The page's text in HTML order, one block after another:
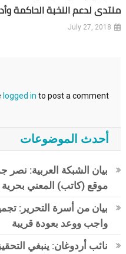
منتدى لدعم النخبة الحاكمة
July 27, 2018
logged in to post a comment.
أحدث الموضوعات
بيان الشبكة العربية:
موقع (كاتب) المعني بحرية
بيان من أسرة التحرير:
واجب ووعد بعودة قريبة
نائب أردوغان: ينبغي